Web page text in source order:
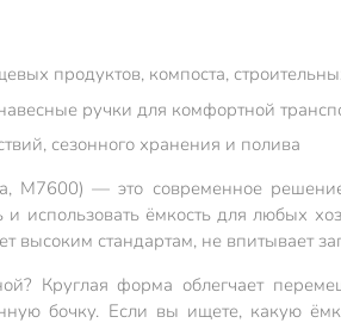
продуктов, компоста,
ручки для комфортной
сезонного хранения и полива
М7600) — это современное
ёмкость для любых
высоким стандартам, не впитывает
Круглая форма облегчает
бочку. Если вы ищете, какую